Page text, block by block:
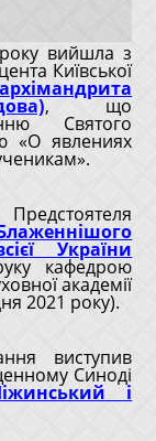
вийшла з
архімандрита
, що
Святого
«О явлениях
України
кафедрою
академії
2021 року).
виступив
Синоді
і